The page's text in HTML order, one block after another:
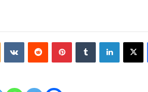
فيسبوك‫X لينكدإن بينتيريست